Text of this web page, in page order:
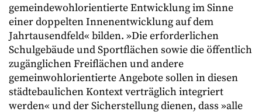
gemeindewohlorientierte Entwicklung im Sinne
einer doppelten Innenentwicklung auf dem
Jahrtausendfeld« bilden. »Die erforderlichen
Schulgebäude und Sportflächen sowie die öffentlich
zugänglichen Freiflächen und andere
gemeinwohlorientierte Angebote sollen in diesen
städtebaulichen Kontext verträglich integriert
werden« und der Sicherstellung dienen, dass »alle